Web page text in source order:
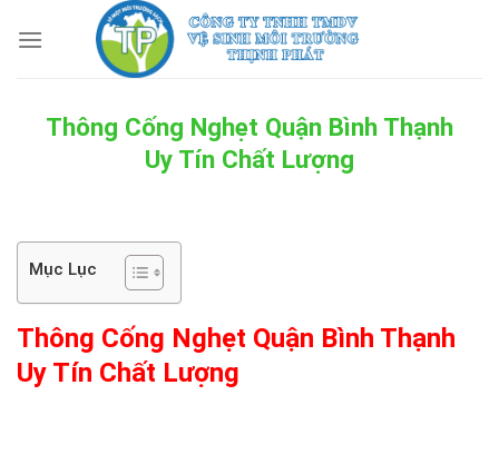
Thông Cống Nghẹt Quận Bình Thạnh
Uy Tín Chất Lượng
Mục Lục
Thông Cống Nghẹt Quận Bình Thạnh
Uy Tín Chất Lượng